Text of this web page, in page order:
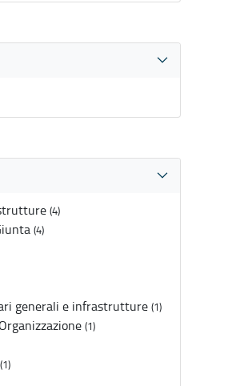
(4)
(4)
generali e infrastrutture (1)
(1)
(1)